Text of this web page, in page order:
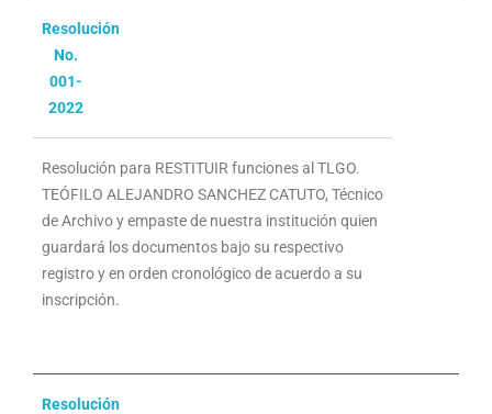
Resolución
No.
001-
2022
Resolución para RESTITUIR funciones al TLGO.
TEÓFILO ALEJANDRO SANCHEZ CATUTO, Técnico
de Archivo y empaste de nuestra institución quien
guardará los documentos bajo su respectivo
registro y en orden cronológico de acuerdo a su
inscripción.
Resolución